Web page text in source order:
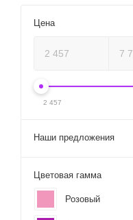
Цена
2 457
Наши предложения
Цветовая гамма
Розовый